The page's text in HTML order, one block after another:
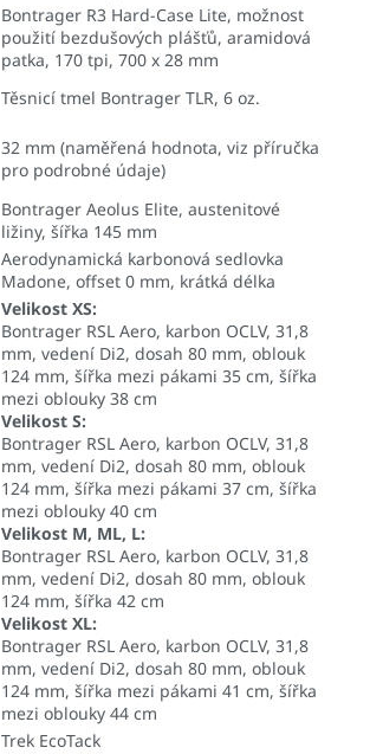
Bontrager R3 Hard-Case Lite, možnost
použití bezdušových plášťů, aramidová
patka, 170 tpi, 700 x 28 mm
Těsnicí tmel Bontrager TLR, 6 oz.
32 mm (naměřená hodnota, viz příručka
pro podrobné údaje)
Bontrager Aeolus Elite, austenitové
ližiny, šířka 145 mm
Aerodynamická karbonová sedlovka
Madone, offset 0 mm, krátká délka
Velikost XS:
Bontrager RSL Aero, karbon OCLV, 31,8
mm, vedení Di2, dosah 80 mm, oblouk
124 mm, šířka mezi pákami 35 cm, šířka
mezi oblouky 38 cm
Velikost S:
Bontrager RSL Aero, karbon OCLV, 31,8
mm, vedení Di2, dosah 80 mm, oblouk
124 mm, šířka mezi pákami 37 cm, šířka
mezi oblouky 40 cm
Velikost M, ML, L:
Bontrager RSL Aero, karbon OCLV, 31,8
mm, vedení Di2, dosah 80 mm, oblouk
124 mm, šířka 42 cm
Velikost XL:
Bontrager RSL Aero, karbon OCLV, 31,8
mm, vedení Di2, dosah 80 mm, oblouk
124 mm, šířka mezi pákami 41 cm, šířka
mezi oblouky 44 cm
Trek EcoTack